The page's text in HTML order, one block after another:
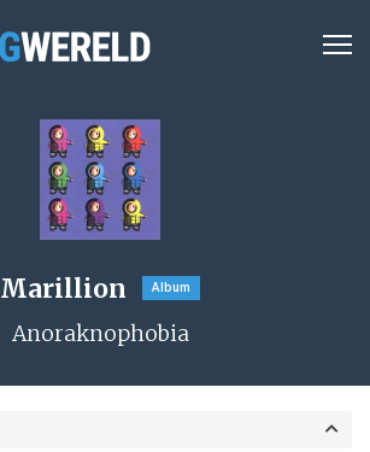
Marillion Album
Anoraknophobia